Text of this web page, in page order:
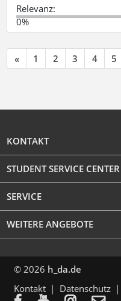
Relevanz:
0%
« 1 2 3 4 5
KONTAKT
STUDENT SERVICE CENTER
SERVICE
WEITERE ANGEBOTE
© 2026 h_da.de
Kontakt
Datenschutz